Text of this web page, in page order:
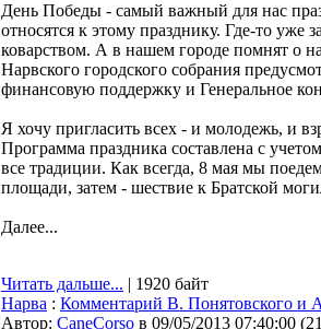
День Победы - самый важный для нас
относятся к этому празднику. Где-то уже
коварством. А в нашем городе помнят о
Нарвского городского собрания
финансовую поддержку и Генеральное
Я хочу пригласить всех - и молодежь, и
Программа праздника составлена с
все традиции. Как всегда, 8 мая мы
площади, затем - шествие к Братской
Далее...
Читать дальше... | 1920 байт
Нарва : Комментарий В. Понятовского и
Автор: CaneCorso в 09/05/2013 07:40:00 (